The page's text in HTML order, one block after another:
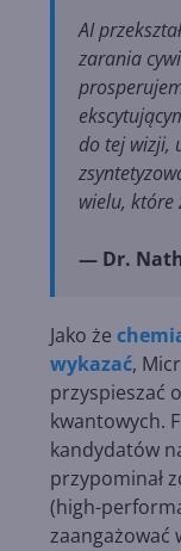
AI
zarania
do tej wizji,
wielu, które
— Dr.
Jako że
wykazać,
przyspieszać
kwantowych.
kandydatów
przypominał
(high-
zaangażować